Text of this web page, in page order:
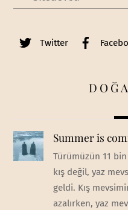
Twitter
Summer is
Türümüzün 11
kış değil, yaz
geldi. Kış
azalırken, yaz